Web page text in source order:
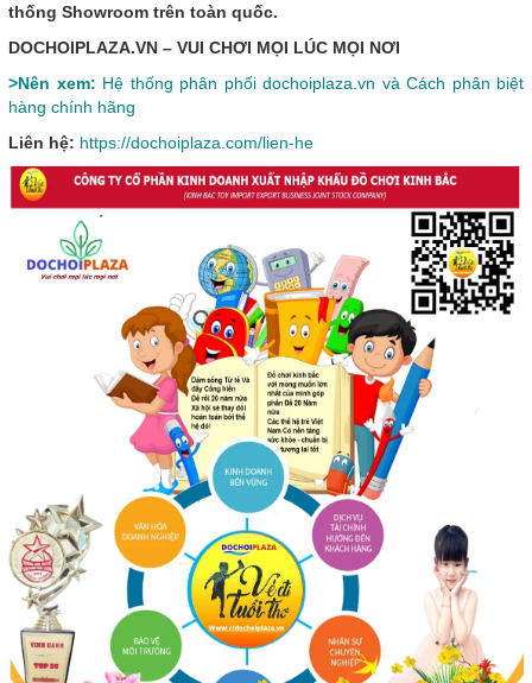
thống Showroom trên toàn quốc.
DOCHOIPLAZA.VN – VUI CHƠI MỌI LÚC MỌI NƠI
>Nên xem: Hệ thống phân phối dochoiplaza.vn và Cách phân biệt
hàng chính hãng
Liên hệ: https://dochoiplaza.com/lien-he